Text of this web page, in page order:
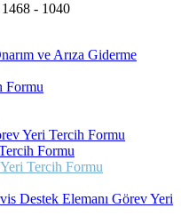
- 1040
ve Arıza Giderme
Formu
Yeri Tercih Formu
Formu
Tercih Formu
Destek Elemanı Görev Yeri